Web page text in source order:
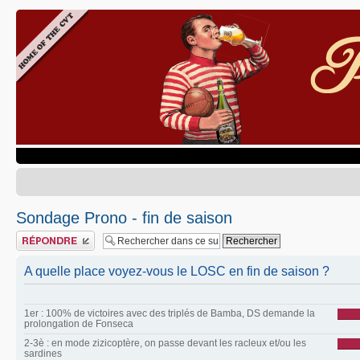
Sondage Prono - fin de saison
Publier une réponse
A quelle place voyez-vous le LOSC en fin de saison ?
1er : 100% de victoires avec des triplés de Bamba, DS demande la
prolongation de Fonseca
2-3è : en mode zizicoptère, on passe devant les racleux et/ou les
sardines